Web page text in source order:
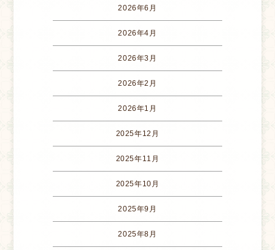
2026年6月
2026年4月
2026年3月
2026年2月
2026年1月
2025年12月
2025年11月
2025年10月
2025年9月
2025年8月